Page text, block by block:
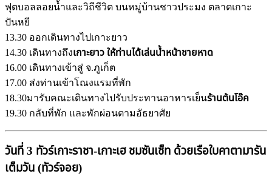
ฟุตบอลลอยน้ำและวิถีชีวิต บนหมู่บ้านชาวประมง ตลาดเกาะ
ปันหยี
13.30 ออกเดินทางไปเกาะยาว
14.30 เดินทางถึงเกาะยาว ให้ท่านได้เล่นน้ำหน้าชายหาด
16.00 เดินทางเข้าสู่ จ.ภูเก็ต
17.00 ส่งท่านเข้าโณงแรมที่พัก
18.30มารับคณะเดินทางไปรับประทานอาหารเย็นร้านต้นโอ๊ค
19.30 กลับที่พัก และพักผ่อนตามอัธยาศัย
วันที่ 3 ทัวร์เกาะราชา-เกาะเฮ ชมซันเซ็ท ด้วยเรือใบคาตามารัน
เต็มวัน (ทัวร์จอย)